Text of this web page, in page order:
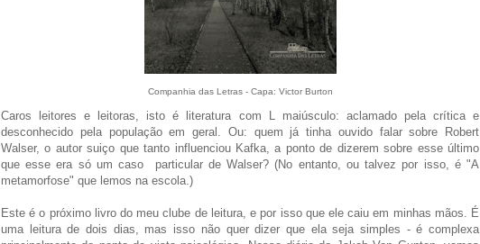
Companhia das Letras - Capa: Victor Burton
Caros leitores e leitoras, isto é literatura com L maiúsculo: aclamado pela crítica e
desconhecido pela população em geral. Ou: quem já tinha ouvido falar sobre Robert
Walser, o autor suiço que tanto influenciou Kafka, a ponto de dizerem sobre esse último
que esse era só um caso particular de Walser? (No entanto, ou talvez por isso, é "A
metamorfose" que lemos na escola.)
Este é o próximo livro do meu clube de leitura, e por isso que ele caiu em minhas mãos. É
uma leitura de dois dias, mas isso não quer dizer que ela seja simples - é complexa